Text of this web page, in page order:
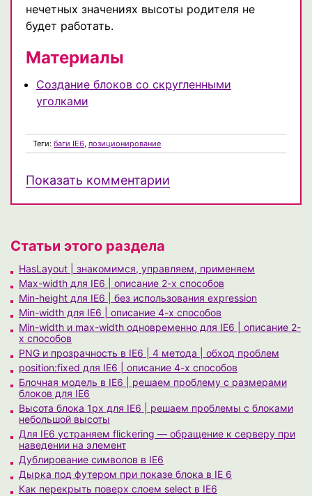
нечетных значениях высоты родителя не
будет работать.
Материалы
Создание блоков со скругленными
уголками
Теги: баги IE6, позиционирование
Показать комментарии
Статьи этого раздела
HasLayout | знакомимся, управляем, применяем
Max-width для IE6 | описание 2-х способов
Min-height для IE6 | без использования expression
Min-width для IE6 | описание 4-х способов
Min-width и max-width одновременно для IE6 | описание 2-
х способов
PNG и прозрачность в IE6 | 4 метода | обход проблем
position:fixed для IE6 | описание 4-х способов
Блочная модель в IE6 | решаем проблему с размерами
блоков для IE6
Высота блока 1px для IE6 | решаем проблемы с блоками
небольшой высоты
Для IE6 устраняем flickering — обращение к серверу при
наведении на элемент
Дублирование символов в IE6
Дырка под футером при показе блока в IE 6
Как перекрыть поверх слоем select в IE6